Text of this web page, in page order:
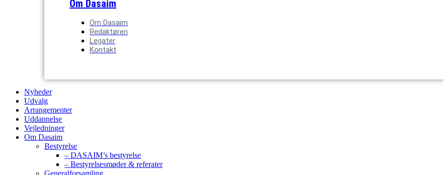
Om Dasaim
Om Dasaim
Redaktøren
Legater
Kontakt
Nyheder
Udvalg
Arrangementer
Uddannelse
Vejledninger
Om Dasaim
Bestyrelse
– DASAIM’s bestyrelse
– Bestyrelsesmøder & referater
Generalforsamling